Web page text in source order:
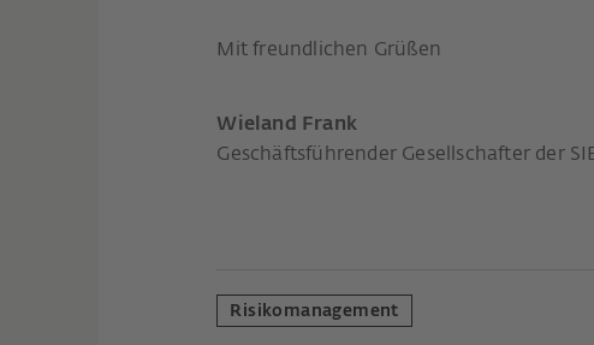
Mit freundlichen Grüßen
Wieland Frank
Geschäftsführender Gesellschafter der
Risikomanagement